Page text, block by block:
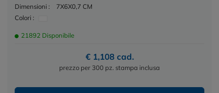
Dimensioni :
7X6X0,7 CM
Colori :
21892 Disponibile
€ 1,108 cad.
prezzo per 300 pz. stampa inclusa